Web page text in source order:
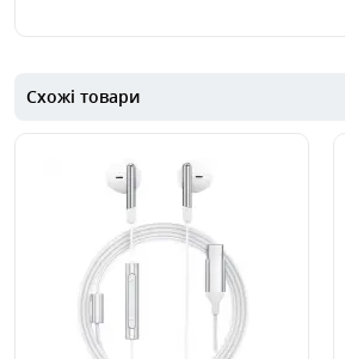
Схожі товари